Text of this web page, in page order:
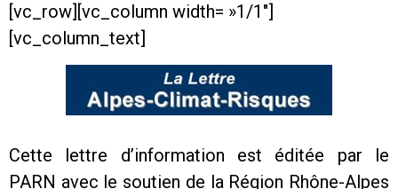
[vc_row][vc_column width= »1/1″]
[vc_column_text]
Cette lettre d’information est éditée par le
PARN avec le soutien de la Région Rhône-Alpes